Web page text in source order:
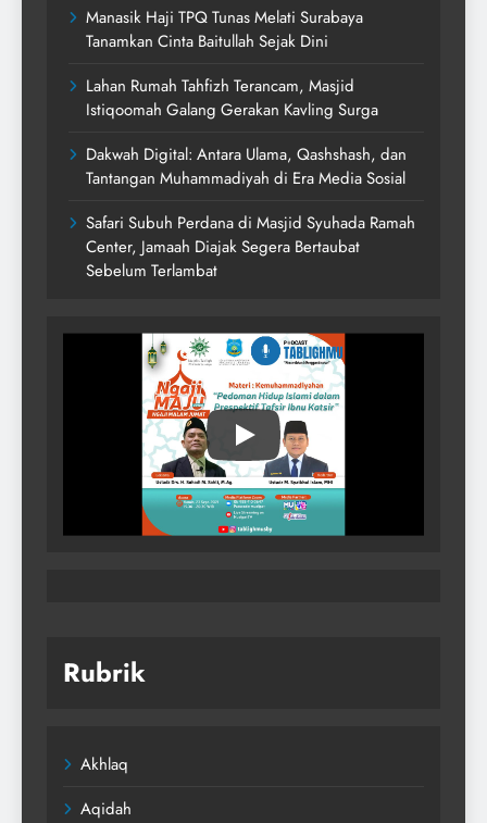
Manasik Haji TPQ Tunas Melati Surabaya
Tanamkan Cinta Baitullah Sejak Dini
Lahan Rumah Tahfizh Terancam, Masjid
Istiqoomah Galang Gerakan Kavling Surga
Dakwah Digital: Antara Ulama, Qashshash, dan
Tantangan Muhammadiyah di Era Media Sosial
Safari Subuh Perdana di Masjid Syuhada Ramah
Center, Jamaah Diajak Segera Bertaubat
Sebelum Terlambat
Rubrik
Akhlaq
Aqidah